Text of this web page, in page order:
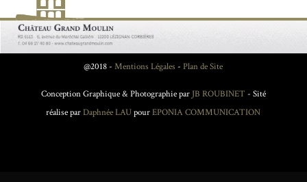
@2018 - Mentions Légales - Plan de Site
Conception Graphique & Photographie par JB ROUBINET - Sité
réalise parDaphnée LAUpourEPONIA COMMUNICATION